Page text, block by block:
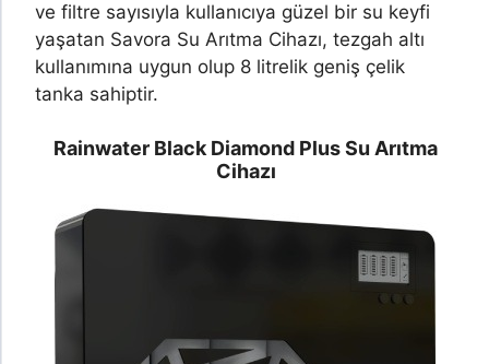
ve filtre sayısıyla kullanıcıya güzel bir su keyfi
yaşatan Savora Su Arıtma Cihazı, tezgah altı
kullanımına uygun olup 8 litrelik geniş çelik
tanka sahiptir.
Rainwater Black Diamond Plus Su Arıtma
Cihazı